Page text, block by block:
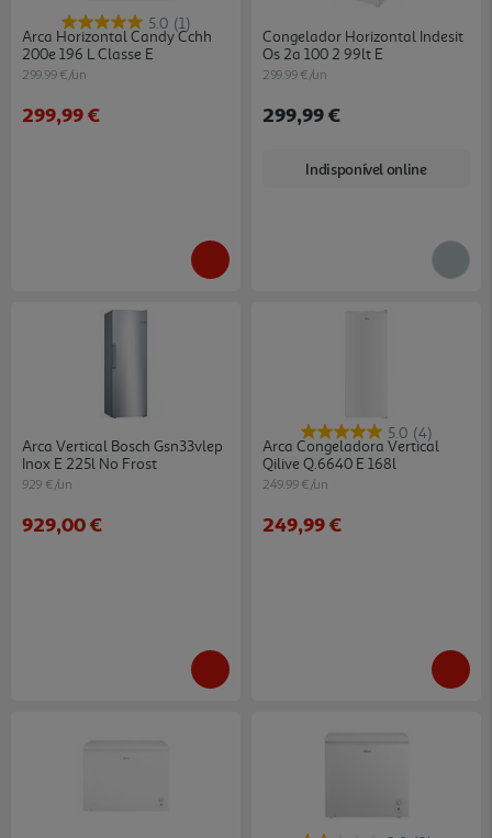
5.0 (1)
Arca Horizontal Candy Cchh
200e 196 L Classe E
299.99 €/un
299,99 €
Congelador Horizontal Indesit
Os 2a 100 2 99lt E
299.99 €/un
299,99 €
Indisponível online
Arca Vertical Bosch Gsn33vlep
Inox E 225l No Frost
929 €/un
929,00 €
5.0 (4)
Arca Congeladora Vertical
Qilive Q.6640 E 168l
249.99 €/un
249,99 €